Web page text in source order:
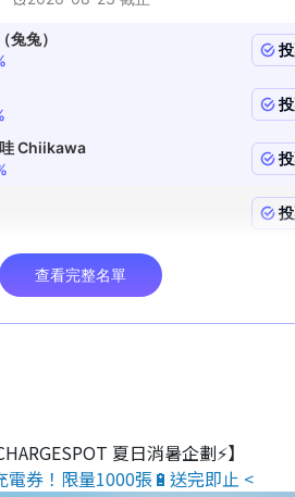
夏日消暑企劃⚡】
電券！限量1000張🔋送完即止 <